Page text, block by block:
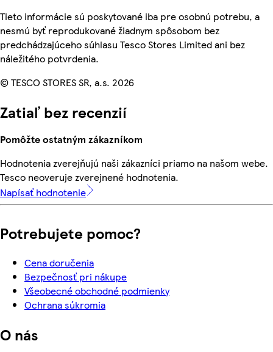
Tieto informácie sú poskytované iba pre osobnú potrebu, a
nesmú byť reprodukované žiadnym spôsobom bez
predchádzajúceho súhlasu Tesco Stores Limited ani bez
náležitého potvrdenia.
© TESCO STORES SR, a.s. 2026
Zatiaľ bez recenzií
Pomôžte ostatným zákazníkom
Hodnotenia zverejňujú naši zákazníci priamo na našom webe.
Tesco neoveruje zverejnené hodnotenia.
Napísať hodnotenie
Potrebujete pomoc?
Cena doručenia
Bezpečnosť pri nákupe
Všeobecné obchodné podmienky
Ochrana súkromia
O nás